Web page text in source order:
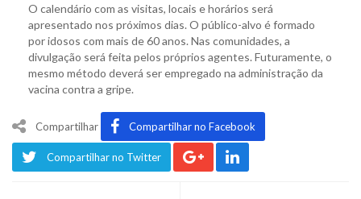
O calendário com as visitas, locais e horários será
apresentado nos próximos dias. O público-alvo é formado
por idosos com mais de 60 anos. Nas comunidades, a
divulgação será feita pelos próprios agentes. Futuramente, o
mesmo método deverá ser empregado na administração da
vacina contra a gripe.
Compartilhar Compartilhar no Facebook
Compartilhar no Twitter